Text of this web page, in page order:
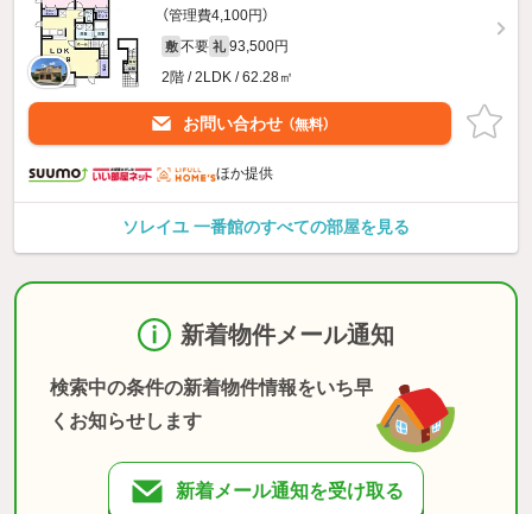
（管理費4,100円）
敷 不要 礼 93,500円
2階 / 2LDK / 62.28㎡
お問い合わせ （無料）
ほか提供
ソレイユ 一番館のすべての部屋を見る
新着物件メール通知
検索中の条件の新着物件情報をいち早
くお知らせします
新着メール通知を受け取る